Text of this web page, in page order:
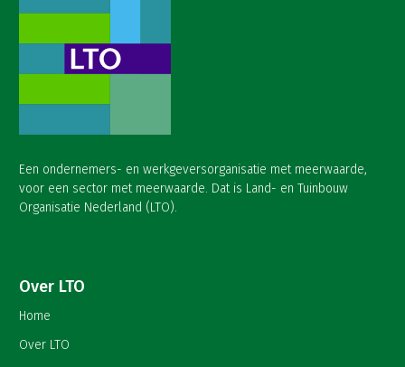
Een ondernemers- en werkgeversorganisatie met meerwaarde,
voor een sector met meerwaarde. Dat is Land- en Tuinbouw
Organisatie Nederland (LTO).
Over LTO
Home
Over LTO